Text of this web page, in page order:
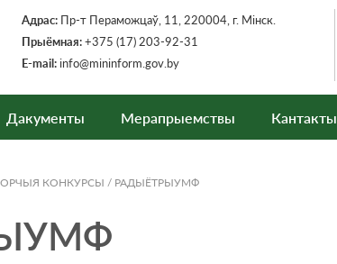
Адрас: Пр-т Пераможцаў, 11, 220004, г. Мінск.
Прыёмная:+375 (17) 203-92-31
E-mail:info@mininform.gov.by
Дакументы Мерапрыемствы Кантакты
КОНКУРСЫ / РАДЫЁТРЫУМФ